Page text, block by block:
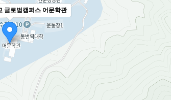
글로벌캠퍼스 어문학관